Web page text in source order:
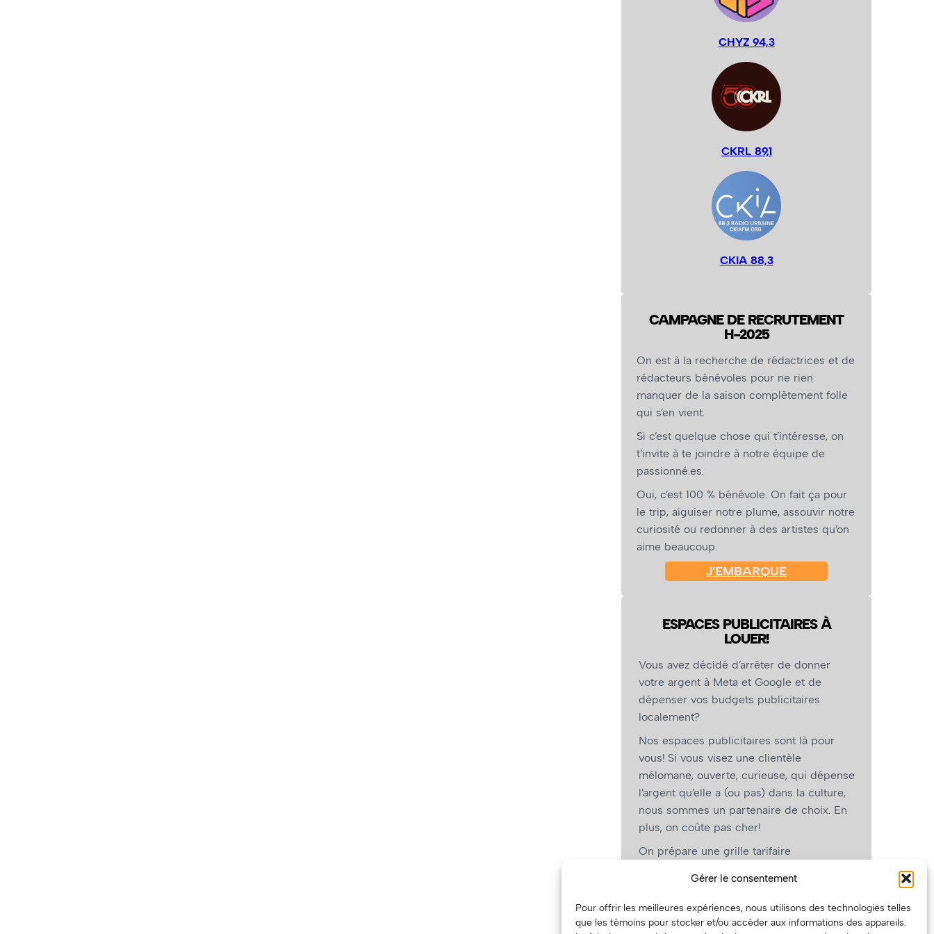
Gérer le consentement
Pour offrir les meilleures expériences, nous utilisons des technologies telles
que les témoins pour stocker et/ou accéder aux informations des appareils.
CHYZ 94,3
CKRL 89,1
CKIA 88,3
CAMPAGNE DE RECRUTEMENT
H-2025
On est à la recherche de rédactrices et de
rédacteurs bénévoles pour ne rien
manquer de la saison complètement folle
qui s’en vient.
Si c’est quelque chose qui t’intéresse, on
t’invite à te joindre à notre équipe de
passionné.es.
Oui, c’est 100 % bénévole. On fait ça pour
le trip, aiguiser notre plume, assouvir notre
curiosité ou redonner à des artistes qu’on
aime beaucoup.
J’EMBARQUE
ESPACES PUBLICITAIRES À
LOUER!
Vous avez décidé d’arrêter de donner
votre argent à Meta et Google et de
dépenser vos budgets publicitaires
localement?
Nos espaces publicitaires sont là pour
vous! Si vous visez une clientèle
mélomane, ouverte, curieuse, qui dépense
l’argent qu’elle a (ou pas) dans la culture,
nous sommes un partenaire de choix. En
plus, on coûte pas cher!
On prépare une grille tarifaire
vous, les artistes!)